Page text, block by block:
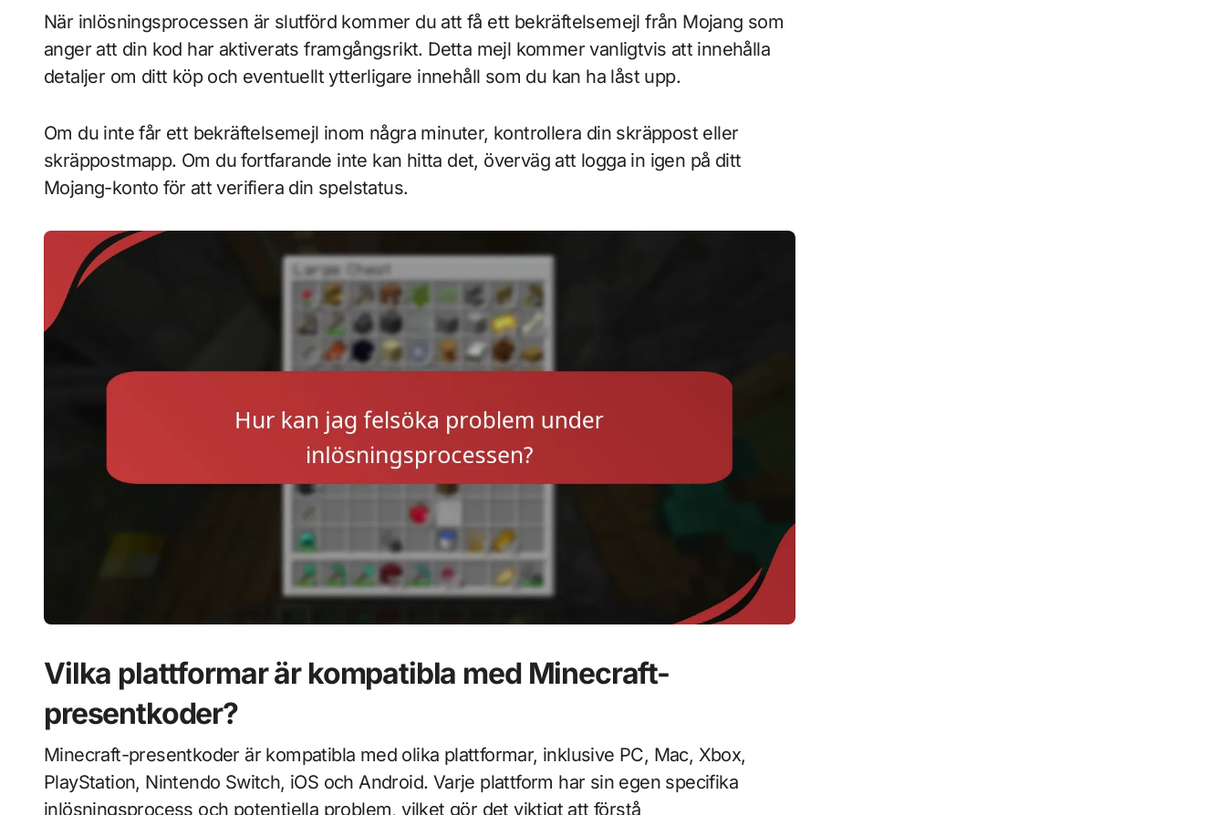
När inlösningsprocessen är slutförd kommer du att få ett bekräftelsemejl från Mojang som
anger att din kod har aktiverats framgångsrikt. Detta mejl kommer vanligtvis att innehålla
detaljer om ditt köp och eventuellt ytterligare innehåll som du kan ha låst upp.
Om du inte får ett bekräftelsemejl inom några minuter, kontrollera din skräppost eller
skräppostmapp. Om du fortfarande inte kan hitta det, överväg att logga in igen på ditt
Mojang-konto för att verifiera din spelstatus.
Vilka plattformar är kompatibla med Minecraft-
presentkoder?
Minecraft-presentkoder är kompatibla med olika plattformar, inklusive PC, Mac, Xbox,
PlayStation, Nintendo Switch, iOS och Android. Varje plattform har sin egen specifika
inlösningsprocess och potentiella problem, vilket gör det viktigt att förstå